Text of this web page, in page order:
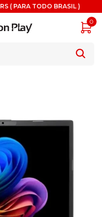
( PARA TODO BRASIL )
0